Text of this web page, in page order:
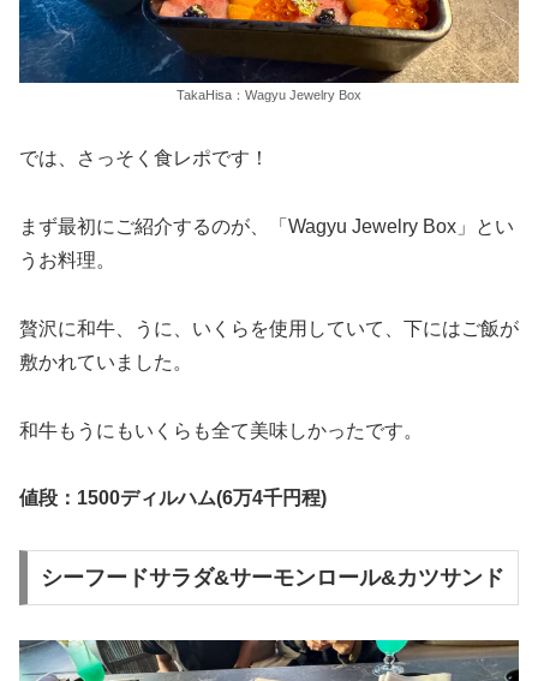
TakaHisa：Wagyu Jewelry Box
では、さっそく食レポです！
まず最初にご紹介するのが、「Wagyu Jewelry Box」とい
うお料理。
贅沢に和牛、うに、いくらを使用していて、下にはご飯が
敷かれていました。
和牛もうにもいくらも全て美味しかったです。
値段：1500ディルハム(6万4千円程)
シーフードサラダ&サーモンロール&カツサンド